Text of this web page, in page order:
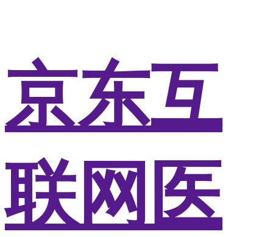
京东互
联网医